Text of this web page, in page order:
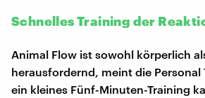
Schnelles Training der
Animal Flow ist sowohl körperlich
herausfordernd, meint die Personal
ein kleines Fünf-Minuten-Training